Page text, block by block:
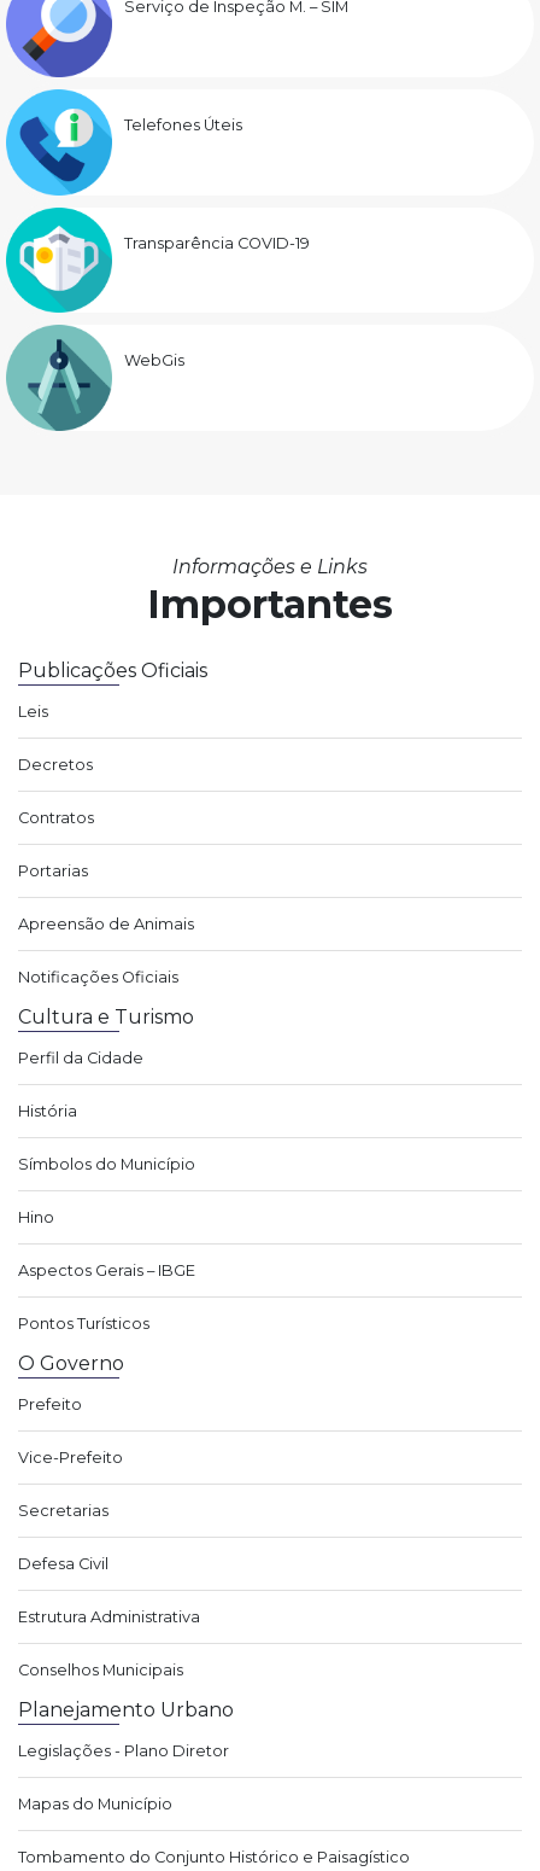
Serviço de Inspeção M. – SIM
Telefones Úteis
Transparência COVID-19
WebGis
Informações e Links
Importantes
Publicações Oficiais
Leis
Decretos
Contratos
Portarias
Apreensão de Animais
Notificações Oficiais
Cultura e Turismo
Perfil da Cidade
História
Símbolos do Município
Hino
Aspectos Gerais – IBGE
Pontos Turísticos
O Governo
Prefeito
Vice-Prefeito
Secretarias
Defesa Civil
Estrutura Administrativa
Conselhos Municipais
Planejamento Urbano
Legislações - Plano Diretor
Mapas do Município
Tombamento do Conjunto Histórico e Paisagístico